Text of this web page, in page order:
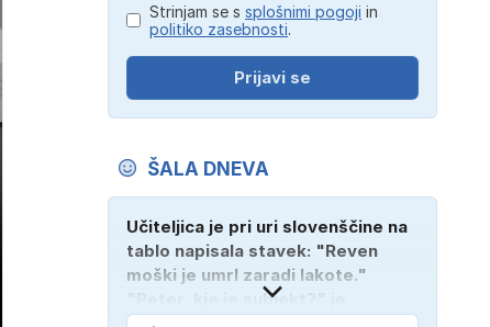
Strinjam se s splošnimi pogoji in
politiko zasebnosti.
Prijavi se
ŠALA DNEVA
Učiteljica je pri uri slovenščine na
tablo napisala stavek: "Reven
moški je umrl zaradi lakote."
"Peter, kje je subjekt?" je